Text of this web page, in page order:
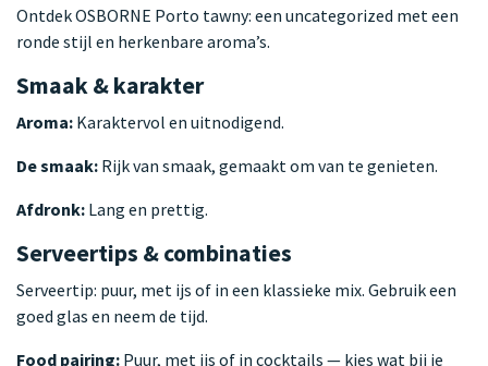
Ontdek OSBORNE Porto tawny: een uncategorized met een
ronde stijl en herkenbare aroma’s.
Smaak & karakter
Aroma: Karaktervol en uitnodigend.
De smaak: Rijk van smaak, gemaakt om van te genieten.
Afdronk: Lang en prettig.
Serveertips & combinaties
Serveertip: puur, met ijs of in een klassieke mix. Gebruik een
goed glas en neem de tijd.
Food pairing: Puur, met ijs of in cocktails — kies wat bij je